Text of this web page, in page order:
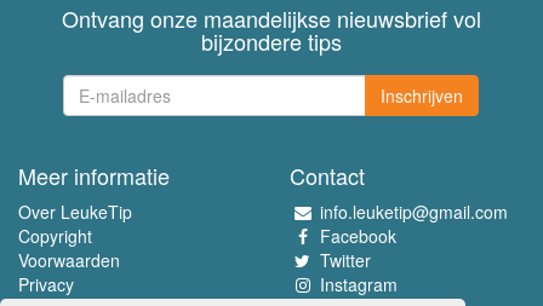
Ontvang onze maandelijkse nieuwsbrief vol
bijzondere tips
Inschrijven
Meer informatie
Over LeukeTip
Copyright
Voorwaarden
Privacy
Contact
info.leuketip@gmail.com
Facebook
Twitter
Instagram